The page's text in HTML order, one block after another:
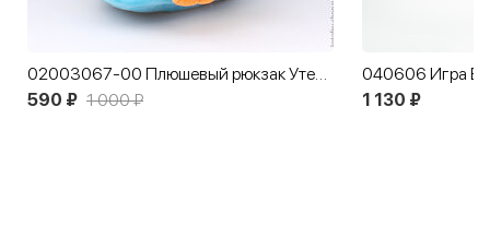
02003067-00 Плюшевый рюкзак Утенок
590 ₽ 1 000 ₽
040606 Игра
1 130 ₽